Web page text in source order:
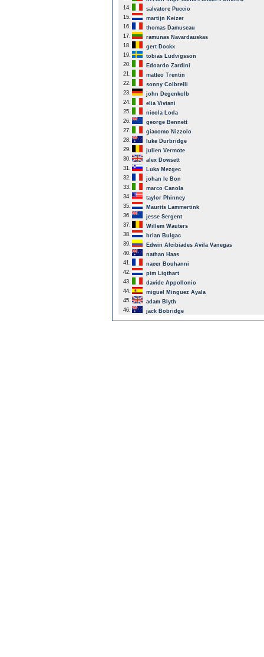
14.
salvatore Puccio
15.
martijn Keizer
16.
thomas Damuseau
17.
ramunas Navardauskas
18.
gert Dockx
19.
tobias Ludvigsson
20.
Edoardo Zardini
21.
matteo Trentin
22.
sonny Colbrelli
23.
john Degenkolb
24.
elia Viviani
25.
nicola Loda
26.
george Bennett
27.
giacomo Nizzolo
28.
luke Durbridge
29.
julien Vermote
30.
alex Dowsett
31.
Luka Mezgec
32.
johan le Bon
33.
marco Canola
34.
taylor Phinney
35.
Maurits Lammertink
36.
jesse Sergent
37.
Willem Wauters
38.
brian Bulgac
39.
Edwin Alcibiades Avila Vanegas
40.
nathan Haas
41.
nacer Bouhanni
42.
pim Ligthart
43.
davide Appollonio
44.
miguel Minguez Ayala
45.
adam Blyth
46.
jack Bobridge